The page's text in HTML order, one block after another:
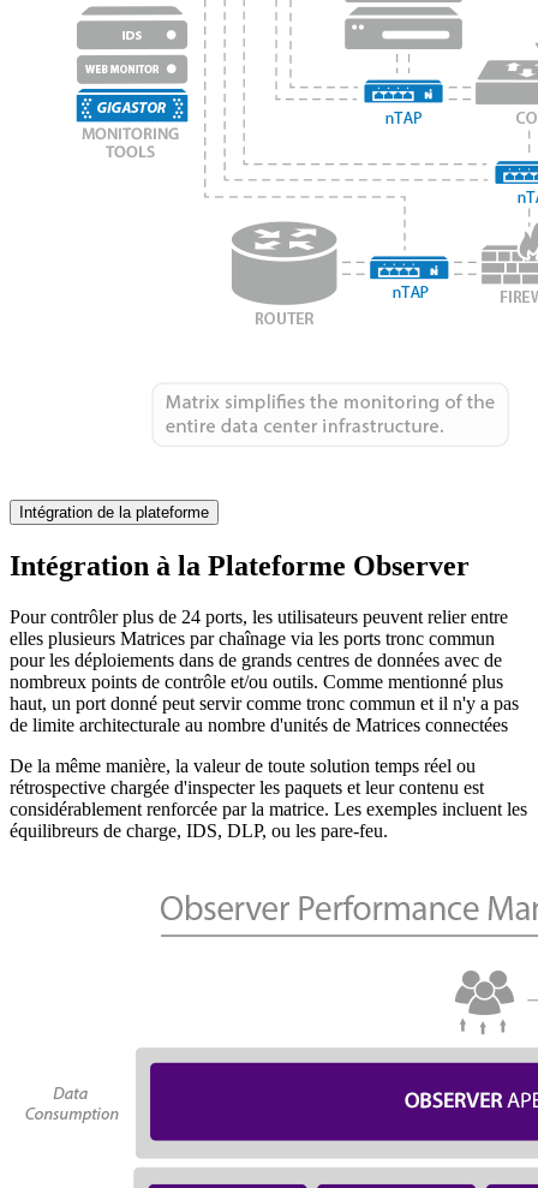
Intégration de la plateforme
Intégration à la Plateforme Observer
Pour contrôler plus de 24 ports, les utilisateurs peuvent relier entre
elles plusieurs Matrices par chaînage via les ports tronc commun
pour les déploiements dans de grands centres de données avec de
nombreux points de contrôle et/ou outils. Comme mentionné plus
haut, un port donné peut servir comme tronc commun et il n'y a pas
de limite architecturale au nombre d'unités de Matrices connectées
De la même manière, la valeur de toute solution temps réel ou
rétrospective chargée d'inspecter les paquets et leur contenu est
considérablement renforcée par la matrice. Les exemples incluent les
équilibreurs de charge, IDS, DLP, ou les pare-feu.